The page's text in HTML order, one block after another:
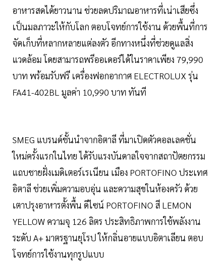
อาหารสดได้ยาวนาน ช่วยลดปริมาณอาหารที่เน่าเสียซึ่ง
เป็นมลภาวะให้กับโลก ตอบโจทย์การใช้งาน ด้วยพื้นที่การ
จัดเก็บที่หลากหลายแต่ลงตัว อีกทางหนึ่งที่ช่วยดูแลสิ่ง
แวดล้อม โดยสามารถพรีออเดอร์ได้ในราคาเพียง 79,990
บาท พร้อมรับฟรี เครื่องฟอกอากาศ ELECTROLUX รุ่น
FA41-402BL มูลค่า 10,990 บาท ทันที
SMEG แบรนด์ชั้นนำจากอิตาลี ที่มาเปิดตัวคอลเลคชั่น
ใหม่ครั้งแรกในไทย ได้รับแรงบันดาลใจจากสถาปัตยกรรม
แถบชายฝั่งเมดิเตอร์เรเนียน เมือง PORTOFINO ประเทศ
อิตาลี ช่วยเพิ่มความอบอุ่น และความสุขในห้องครัว ด้วย
เตาปรุงอาหารตั้งพื้น ดีไซน์ PORTOFINO สี LEMON
YELLOW ความจุ 126 ลิตร ประสิทธิภาพการใช้พลังงาน
ระดับ A+ มาตรฐานยุโรป ให้กลิ่นอายแบบอิตาเลียน ตอบ
โจทย์การใช้งานทุกรูปแบบ